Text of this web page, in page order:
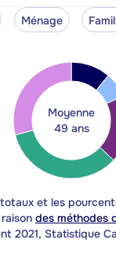
Ménage
Moyenne
49 ans
et les
des méthodes
2021, Statistique